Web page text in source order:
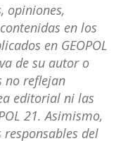
opiniones,
en los
en GEOPOL
de su autor o
no reflejan
editorial ni las
21. Asimismo,
del